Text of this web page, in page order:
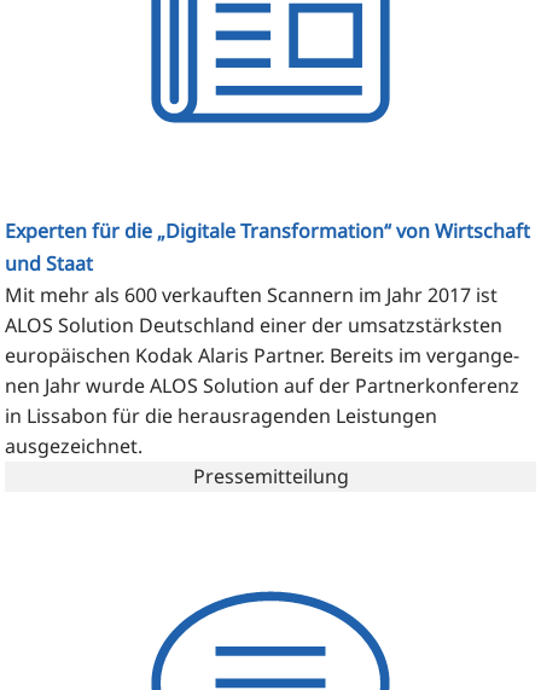
Experten für die „Digitale Transformation“ von Wirtschaft
und Staat
Mit mehr als 600 ver­kauf­ten Scan­nern im Jahr 2017 ist
ALOS Solu­ti­on Deutsch­land einer der umsatz­stärks­ten
euro­päi­schen Kod­ak Ala­ris Part­ner. Bereits im ver­gan­ge­
nen Jahr wur­de ALOS Solu­ti­on auf der Part­ner­kon­fe­renz
in Lis­sa­bon für die her­aus­ra­gen­den Leis­tun­gen
ausgezeichnet.
Pressemitteilung